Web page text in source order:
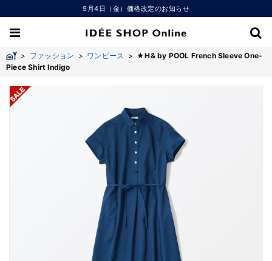
9月4日（金）価格改定のお知らせ
> ファッション > ワンピース > ★H& by POOL French Sleeve One-
Piece Shirt Indigo